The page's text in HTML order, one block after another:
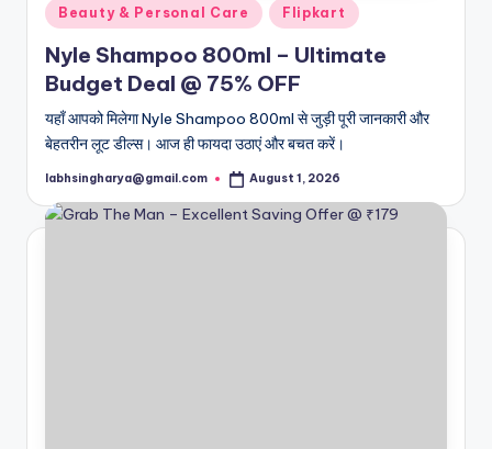
Posted
in
Beauty & Personal Care Flipkart
Nyle Shampoo 800ml – Ultimate
Budget Deal @ 75% OFF
यहाँ आपको मिलेगा Nyle Shampoo 800ml से जुड़ी पूरी जानकारी और
बेहतरीन लूट डील्स। आज ही फायदा उठाएं और बचत करें।
Posted
labhsingharya@gmail.com August 1, 2026